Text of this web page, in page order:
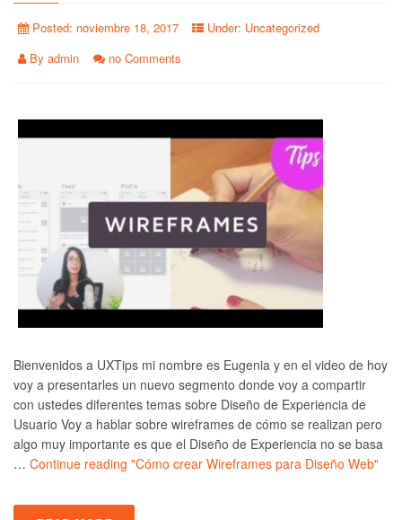
Posted: noviembre 18, 2017 Under: Uncategorized
By admin no Comments
Bienvenidos a UXTips mi nombre es Eugenia y en el video de hoy
voy a presentarles un nuevo segmento donde voy a compartir
con ustedes diferentes temas sobre Diseño de Experiencia de
Usuario Voy a hablar sobre wireframes de cómo se realizan pero
algo muy importante es que el Diseño de Experiencia no se basa
… Continue reading "Cómo crear Wireframes para Diseño Web"